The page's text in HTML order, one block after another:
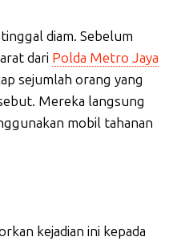
diam. Sebelum
dari Polda Metro Jaya
sejumlah orang yang
Mereka langsung
mobil tahanan
kejadian ini kepada